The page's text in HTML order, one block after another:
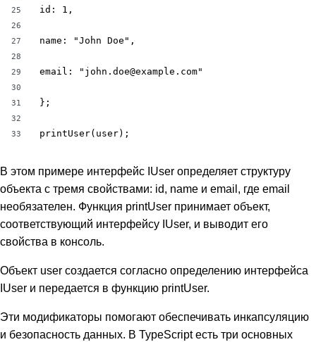
25
26
27
28
29
30
31
32
33
id: 1,
name: "John Doe",
email: "john.doe@example.com"
};
printUser(user);
В этом примере интерфейс IUser определяет структуру
объекта с тремя свойствами: id, name и email, где email
необязателен. Функция printUser принимает объект,
соответствующий интерфейсу IUser, и выводит его
свойства в консоль.
Объект user создается согласно определению интерфейса
IUser и передается в функцию printUser.
Эти модификаторы помогают обеспечивать инкапсуляцию
и безопасность данных. В TypeScript есть три основных